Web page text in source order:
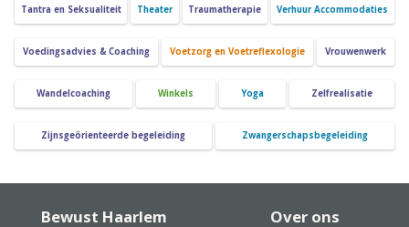
Tantra en Seksualiteit Theater Traumatherapie Verhuur Accommodaties
Voedingsadvies & Coaching Voetzorg en Voetreflexologie Vrouwenwerk
Wandelcoaching Winkels Yoga Zelfrealisatie
Zijnsgeörienteerde begeleiding Zwangerschapsbegeleiding
Bewust Haarlem Over ons